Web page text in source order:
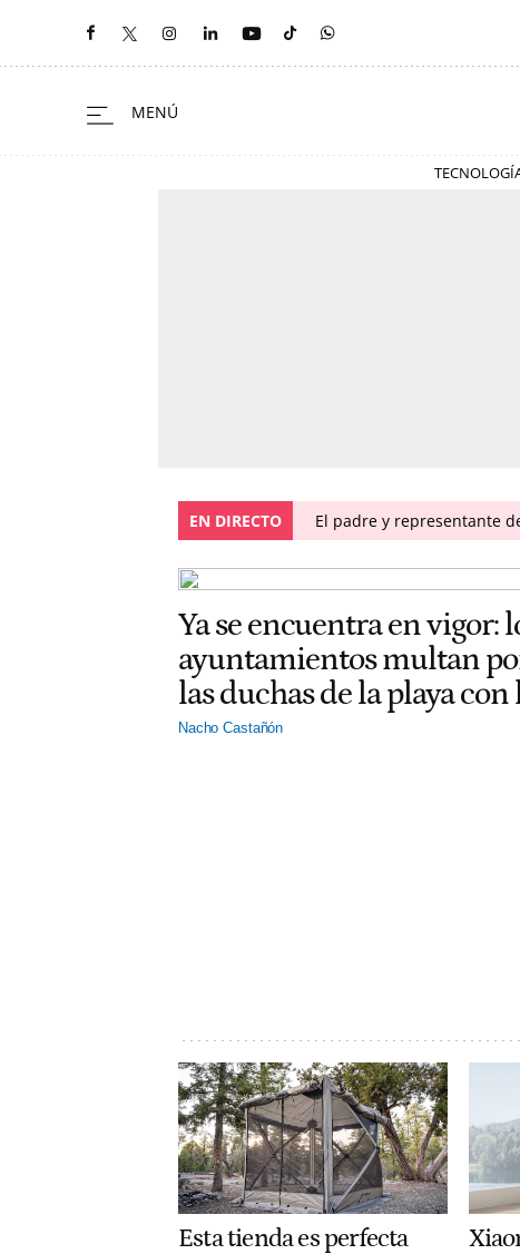
EN DIRECTO El padre y representante
Ya se encuentra en vigor:
ayuntamientos multan
las duchas de la playa
Nacho Castañón
Esta tienda es perfecta